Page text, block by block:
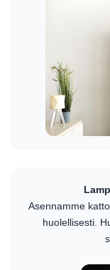
Asennamme
huolellisesti.